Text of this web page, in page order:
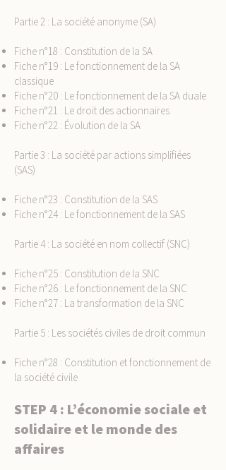
Partie 2 : La société anonyme (SA)
Fiche n°18 : Constitution de la SA
Fiche n°19 : Le fonctionnement de la SA
classique
Fiche n°20 : Le fonctionnement de la SA duale
Fiche n°21 : Le droit des actionnaires
Fiche n°22 : Évolution de la SA
Partie 3 : La société par actions simplifiées
(SAS)
Fiche n°23 : Constitution de la SAS
Fiche n°24 : Le fonctionnement de la SAS
Partie 4 : La société en nom collectif (SNC)
Fiche n°25 : Constitution de la SNC
Fiche n°26 : Le fonctionnement de la SNC
Fiche n°27 : La transformation de la SNC
Partie 5 : Les sociétés civiles de droit commun
Fiche n°28 : Constitution et fonctionnement de
la société civile
STEP 4 : L’économie sociale et
solidaire et le monde des
affaires